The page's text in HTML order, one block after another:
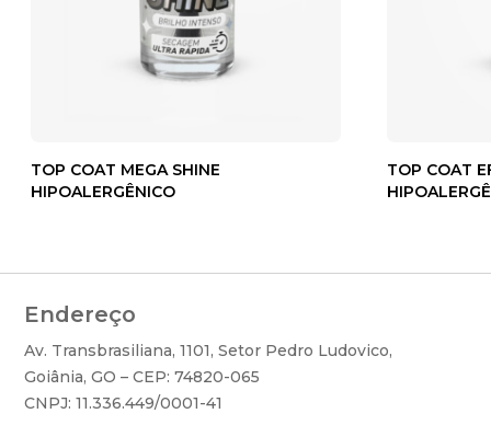
TOP COAT MEGA SHINE
HIPOALERGÊNICO
TOP COAT
Endereço
Av. Transbrasiliana, 1101, Setor Pedro Ludovico,
Goiânia, GO – CEP: 74820-065
CNPJ: 11.336.449/0001-41